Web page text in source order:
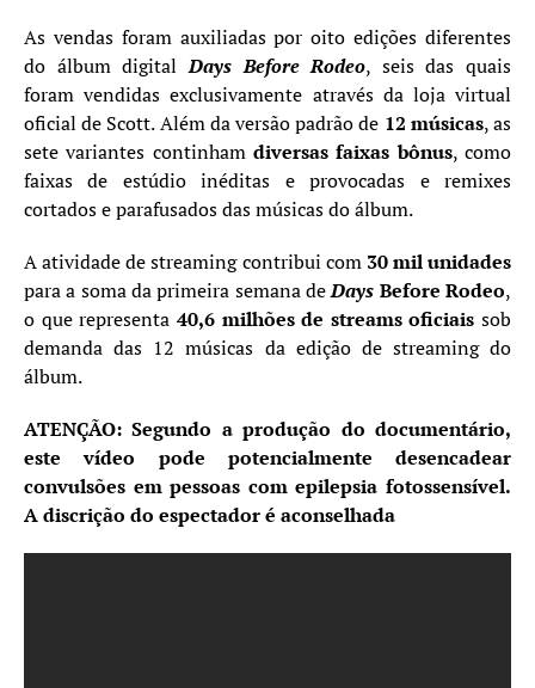
As vendas foram auxiliadas por oito edições diferentes
do álbum digital Days Before Rodeo, seis das quais
foram vendidas exclusivamente através da loja virtual
oficial de Scott. Além da versão padrão de 12 músicas, as
sete variantes continhamdiversas faixas bônus, como
faixas de estúdio inéditas e provocadas e remixes
cortados e parafusados ​​das músicas do álbum.
A atividade de streaming contribui com30 mil unidades
para a soma da primeira semana deDays Before Rodeo,
o que representa 40,6 milhões de streams oficiais sob
demanda das 12 músicas da edição de streaming do
álbum.
ATENÇÃO: Segundo a produção do documentário,
este vídeo pode potencialmente desencadear
convulsões em pessoas com epilepsia fotossensível.
A discrição do espectador é aconselhada